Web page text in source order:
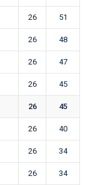
26 51
26 48
26 47
26 45
26 45
26 40
26 34
26 34